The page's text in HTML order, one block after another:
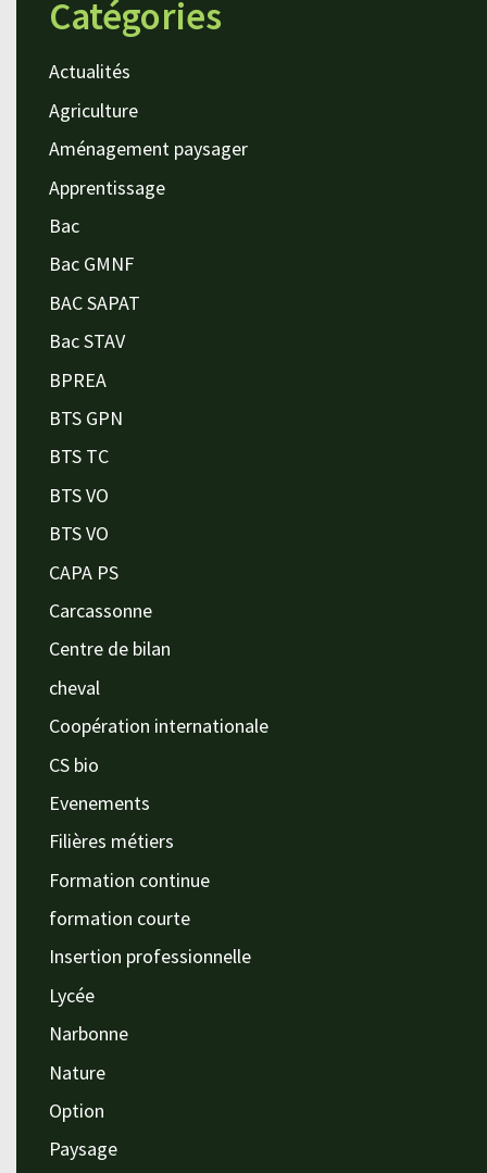
Catégories
Actualités
Agriculture
Aménagement paysager
Apprentissage
Bac
Bac GMNF
BAC SAPAT
Bac STAV
BPREA
BTS GPN
BTS TC
BTS VO
BTS VO
CAPA PS
Carcassonne
Centre de bilan
cheval
Coopération internationale
CS bio
Evenements
Filières métiers
Formation continue
formation courte
Insertion professionnelle
Lycée
Narbonne
Nature
Option
Paysage